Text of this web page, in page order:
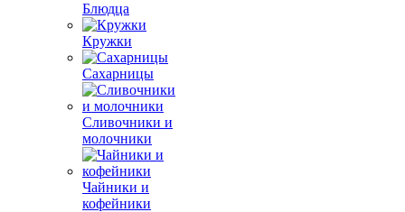
Блюдца
Кружки
Сахарницы
Сливочники и
молочники
Чайники и
кофейники